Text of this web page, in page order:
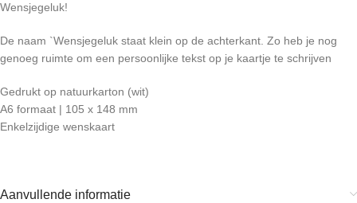
Wensjegeluk!
De naam `Wensjegeluk staat klein op de achterkant. Zo heb je nog
genoeg ruimte om een persoonlijke tekst op je kaartje te schrijven
Gedrukt op natuurkarton (wit)
A6 formaat | 105 x 148 mm
Enkelzijdige wenskaart
Aanvullende informatie